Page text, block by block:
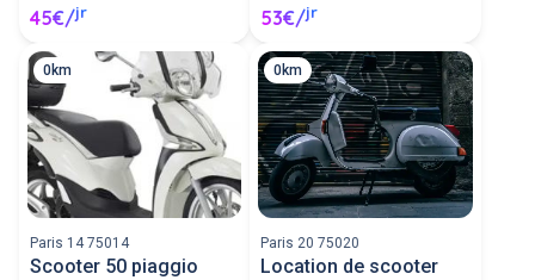
45€/jr 53€/jr
0km
Paris 14 75014
Scooter 50 piaggio
0km
Paris 20 75020
Location de scooter